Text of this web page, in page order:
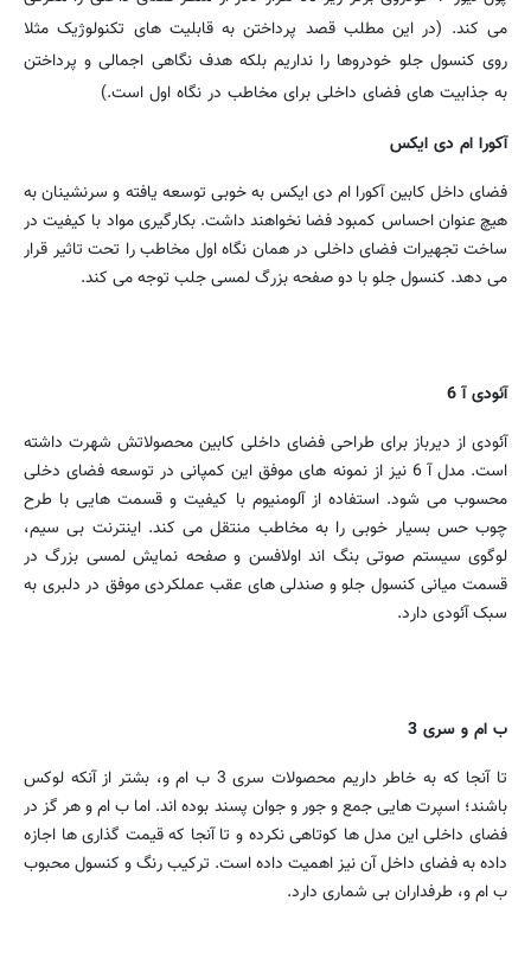
می کند. (در این مطلب قصد پرداختن به قابلیت های تکنولوژیک مثلا
روی کنسول جلو خودروها را نداریم بلکه هدف نگاهی اجمالی و پرداختن
به جذابیت های فضای داخلی برای مخاطب در نگاه اول است.)
آکورا ام دی ایکس
فضای داخل کابین آکورا ام دی ایکس به خوبی توسعه یافته و سرنشینان به
هیچ عنوان احساس کمبود فضا نخواهند داشت. بکارگیری مواد با کیفیت در
ساخت تجهیرات فضای داخلی در همان نگاه اول مخاطب را تحت تاثیر قرار
می دهد. کنسول جلو با دو صفحه بزرگ لمسی جلب توجه می کند.
آئودی آ 6
آئودی از دیرباز برای طراحی فضای داخلی کابین محصولاتش شهرت داشته
است. مدل آ 6 نیز از نمونه های موفق این کمپانی در توسعه فضای دخلی
محسوب می شود. استفاده از آلومنیوم با کیفیت و قسمت هایی با طرح
چوب حس بسیار خوبی را به مخاطب منتقل می کند. اینترنت بی سیم،
لوگوی سیستم صوتی بنگ اند اولافسن و صفحه نمایش لمسی بزرگ در
قسمت میانی کنسول جلو و صندلی های عقب عملکردی موفق در دلبری به
سبک آئودی دارد.
ب ام و سری 3
تا آنجا که به خاطر داریم محصولات سری 3 ب ام و، بشتر از آنکه لوکس
باشند؛ اسپرت هایی جمع و جور و جوان پسند بوده اند. اما ب ام و هر گز در
فضای داخلی این مدل ها کوتاهی نکرده و تا آنجا که قیمت گذاری ها اجازه
داده به فضای داخل آن نیز اهمیت داده است. ترکیب رنگ و کنسول محبوب
ب ام و، طرفداران بی شماری دارد.